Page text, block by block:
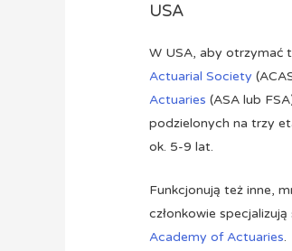
USA
W USA, aby otrzymać
Actuarial Society
Actuaries (ASA lub
podzielonych na trzy
ok. 5-9 lat.
Funkcjonują też inne,
członkowie
Academy of Actuaries.